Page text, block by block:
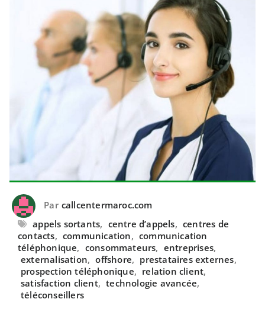
Par callcentermaroc.com
appels sortants, centre d’appels, centres de
contacts, communication, communication
téléphonique, consommateurs, entreprises,
externalisation, offshore, prestataires externes,
prospection téléphonique, relation client,
satisfaction client, technologie avancée,
téléconseillers